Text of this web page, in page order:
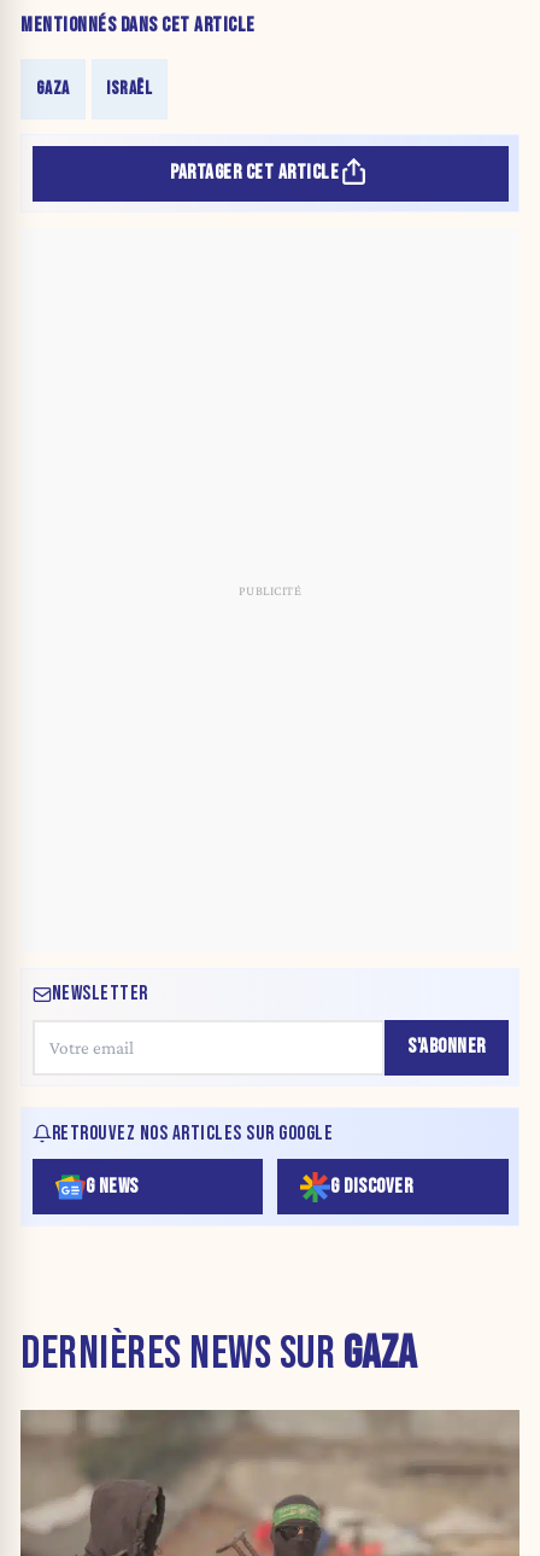
MENTIONNÉS DANS CET ARTICLE
GAZA ISRAËL
PARTAGER CET ARTICLE
NEWSLETTER
S'ABONNER
RETROUVEZ NOS ARTICLES SUR GOOGLE
G NEWS G DISCOVER
DERNIÈRES NEWS SUR GAZA